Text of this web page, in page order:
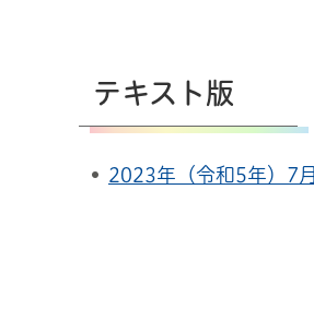
テキスト版
2023年（令和5年）7